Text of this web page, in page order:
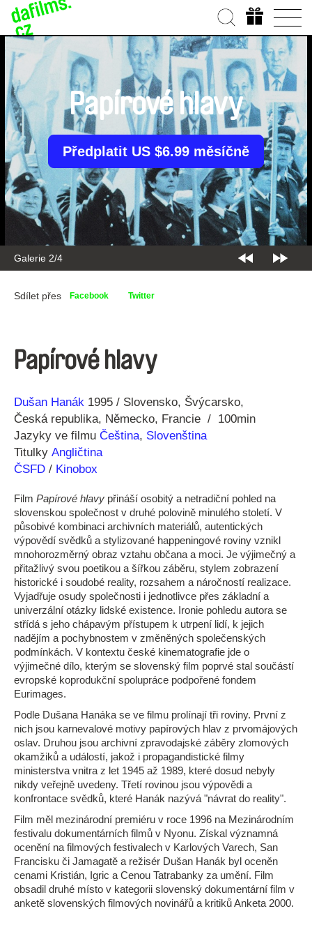
Galerie 2/4
Papírové hlavy
Předplatit US $6.99 měsíčně
Sdílet přes Facebook Twitter
Papírové hlavy
Režie
Dušan Hanák
Rok 1995 Slovensko Švýcarsko
Česká republika Německo Francie
100min
Jazyky ve filmu Čeština, Slovenština
Titulky Angličtina
ČSFD / Kinobox
Film Papírové hlavy přináší osobitý a netradiční pohled na
slovenskou společnost v druhé polovině minulého století. V
působivé kombinaci archivních materiálů, autentických
výpovědí svědků a stylizované happeningové roviny vznikl
mnohorozměrný obraz vztahu občana a moci. Je výjimečný a
přitažlivý svou poetikou a šířkou záběru, stylem zobrazení
historické i soudobé reality, rozsahem a náročností realizace.
Vyjadřuje osudy společnosti i jednotlivce přes základní a
univerzální otázky lidské existence. Ironie pohledu autora se
střídá s jeho chápavým přístupem k utrpení lidí, k jejich
nadějím a pochybnostem v změněných společenských
podmínkách. V kontextu české kinematografie jde o
výjimečné dílo, kterým se slovenský film poprvé stal součástí
evropské koprodukční spolupráce podpořené fondem
Eurimages.
Podle Dušana Hanáka se ve filmu prolínají tři roviny. První z
nich jsou karnevalové motivy papírových hlav z prvomájových
oslav. Druhou jsou archivní zpravodajské záběry zlomových
okamžiků a událostí, jakož i propagandistické filmy
ministerstva vnitra z let 1945 až 1989, které dosud nebyly
nikdy veřejně uvedeny. Třetí rovinou jsou výpovědi a
konfrontace svědků, které Hanák nazývá "návrat do reality".
Film měl mezinárodní premiéru v roce 1996 na Mezinárodním
festivalu dokumentárních filmů v Nyonu. Získal významná
ocenění na filmových festivalech v Karlových Varech, San
Francisku či Jamagatě a režisér Dušan Hanák byl oceněn
cenami Kristián, Igric a Cenou Tatrabanky za umění. Film
obsadil druhé místo v kategorii slovenský dokumentární film v
anketě slovenských filmových novinářů a kritiků Anketa 2000.